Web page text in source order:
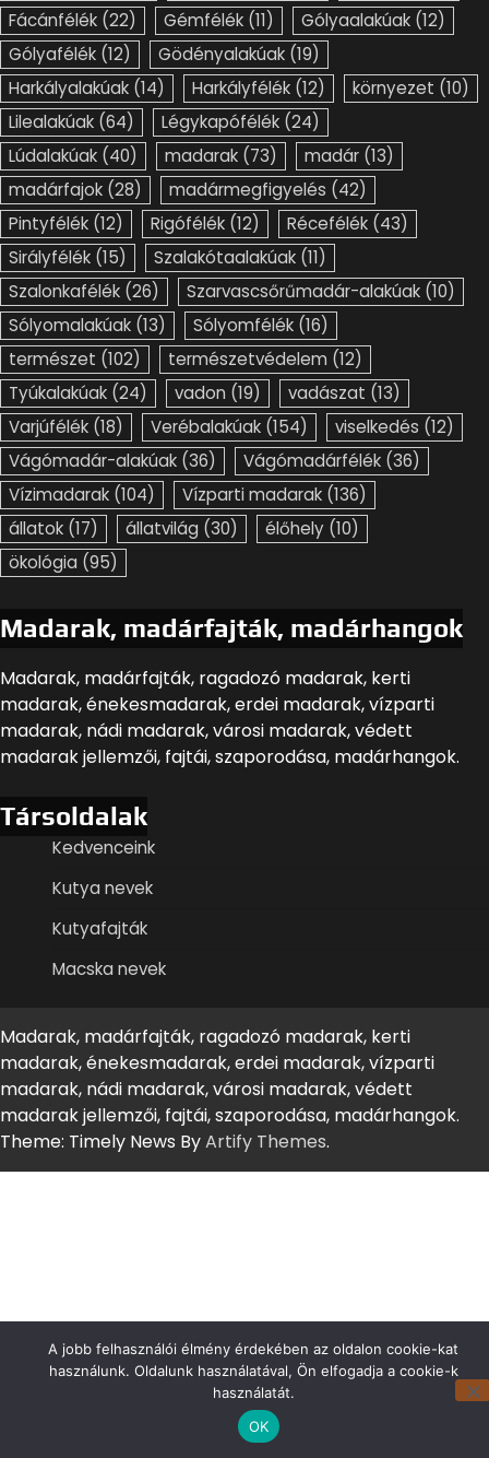
Fácánfélék (22) Gémfélék (11) Gólyaalakúak (12)
Gólyafélék (12) Gödényalakúak (19)
Harkályalakúak (14) Harkályfélék (12) környezet (10)
Lilealakúak (64) Légykapófélék (24)
Lúdalakúak (40) madarak (73) madár (13)
madárfajok (28) madármegfigyelés (42)
Pintyfélék (12) Rigófélék (12) Récefélék (43)
Sirályfélék (15) Szalakótaalakúak (11)
Szalonkafélék (26) Szarvascsőrűmadár-alakúak (10)
Sólyomalakúak (13) Sólyomfélék (16)
természet (102) természetvédelem (12)
Tyúkalakúak (24) vadon (19) vadászat (13)
Varjúfélék (18) Verébalakúak (154) viselkedés (12)
Vágómadár-alakúak (36) Vágómadárfélék (36)
Vízimadarak (104) Vízparti madarak (136)
állatok (17) állatvilág (30) élőhely (10)
ökológia (95)
Madarak, madárfajták, madárhangok
Madarak, madárfajták, ragadozó madarak, kerti
madarak, énekesmadarak, erdei madarak, vízparti
madarak, nádi madarak, városi madarak, védett
madarak jellemzői, fajtái, szaporodása, madárhangok.
Társoldalak
Kedvenceink
Kutya nevek
Kutyafajták
Macska nevek
Madarak, madárfajták, ragadozó madarak, kerti
madarak, énekesmadarak, erdei madarak, vízparti
madarak, nádi madarak, városi madarak, védett
madarak jellemzői, fajtái, szaporodása, madárhangok.
Theme: Timely News ByArtify Themes.
A jobb felhasználói élmény érdekében az oldalon cookie-kat
használunk. Oldalunk használatával, Ön elfogadja a cookie-k
használatát.
OK